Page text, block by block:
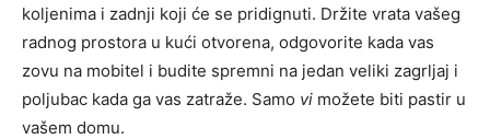
koljenima i zadnji koji će se pridignuti. Držite vrata vašeg
radnog prostora u kući otvorena, odgovorite kada vas
zovu na mobitel i budite spremni na jedan veliki zagrljaj i
poljubac kada ga vas zatraže. Samo vi možete biti pastir u
vašem domu.